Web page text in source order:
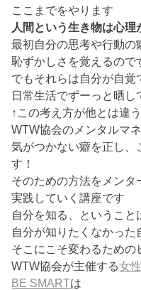
ここまでをやります
人間という生き物は心
最初自分の思考や行動の
恥ずかしさを覚えるので
でもそれらは自分が自覚
日常生活でずーっと晒し
↑この考え方が他とは違
WTW協会のメンタルマ
気がつかない癖を正し、
す！
そのための方法をメンタ
実践していく講座です
自分を知る、ということ
自分が知りたくなかっ
そこにこそ変わるため
WTW協会が主催する女
BE SMARTは